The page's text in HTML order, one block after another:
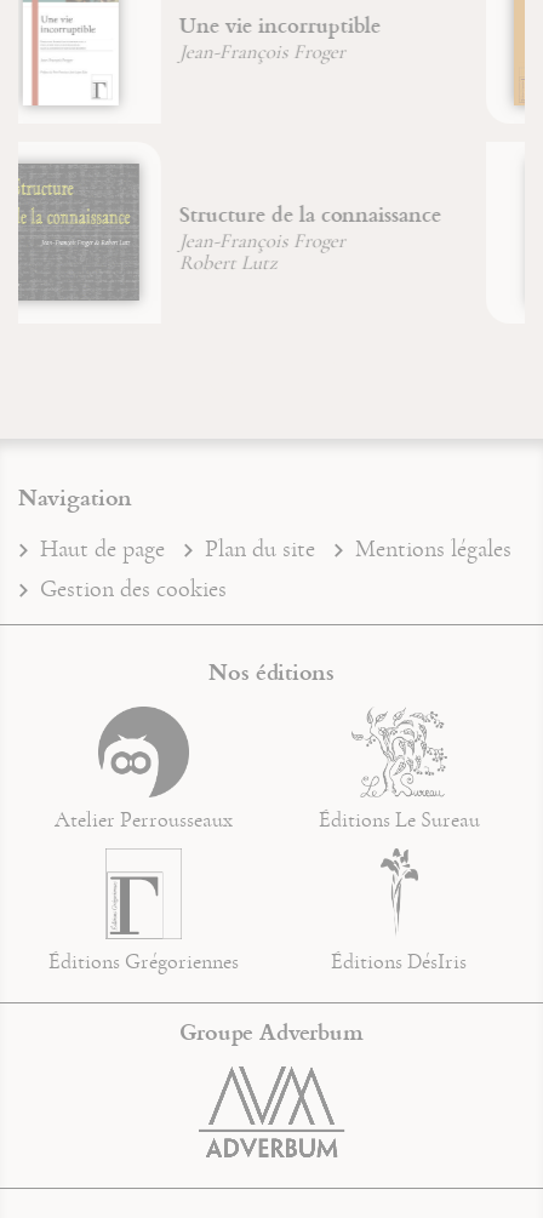
Le livre de la nature humaine
Jean-François Froger
Énigme de la pensée
Jean-François Froger
Navigation
Haut de page Plan du site
Mentions légales
Gestion des cookies
Nos éditions
Atelier Perrousseaux Éditions Le Sureau
Éditions Grégoriennes Éditions DésIris
Groupe Adverbum